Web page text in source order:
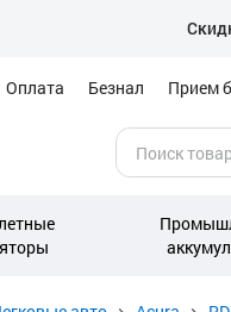
Оплата Безнал Прием